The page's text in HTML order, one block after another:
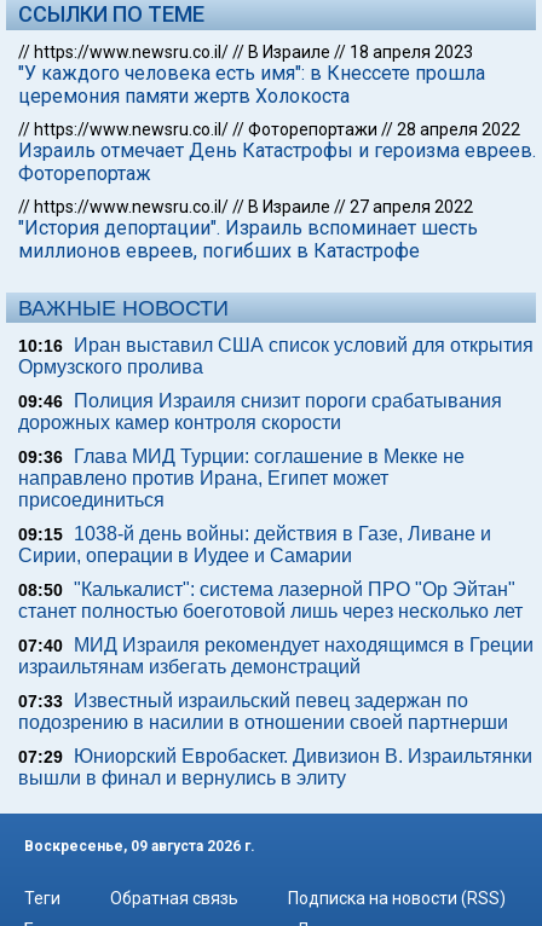
ССЫЛКИ ПО ТЕМЕ
// https://www.newsru.co.il/// В Израиле // 18 апреля 2023
"У каждого человека есть имя": в Кнессете прошла
церемония памяти жертв Холокоста
// https://www.newsru.co.il///Фоторепортажи //28 апреля 2022
Израиль отмечает День Катастрофы и героизма евреев.
Фоторепортаж
// https://www.newsru.co.il/// В Израиле //27 апреля 2022
"История депортации". Израиль вспоминает шесть
миллионов евреев, погибших в Катастрофе
ВАЖНЫЕ НОВОСТИ
10:16
Иран выставил США список условий для открытия
Ормузского пролива
09:46
Полиция Израиля снизит пороги срабатывания
дорожных камер контроля скорости
09:36
Глава МИД Турции: соглашение в Мекке не
направлено против Ирана, Египет может
присоединиться
09:15
1038-й день войны: действия в Газе, Ливане и
Сирии, операции в Иудее и Самарии
08:50 "Калькалист": система лазерной ПРО "Ор Эйтан"
станет полностью боеготовой лишь через несколько лет
07:40
МИД Израиля рекомендует находящимся в Греции
израильтянам избегать демонстраций
07:33
Известный израильский певец задержан по
подозрению в насилии в отношении своей партнерши
07:29
Юниорский Евробаскет. Дивизион В. Израильтянки
вышли в финал и вернулись в элиту
Воскресенье, 09 августа 2026 г.
Теги Обратная связь
Подписка на новости (RSS)